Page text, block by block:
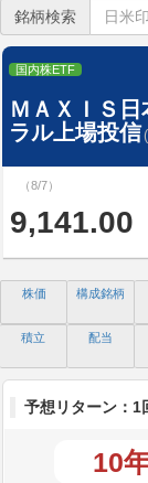
銘柄検索
国内株ETF
ＭＡＸＩＳ
ラル上場投信
（8/7）
9,141.00
株価 構成銘柄
積立 配当
予想リターン：1
10